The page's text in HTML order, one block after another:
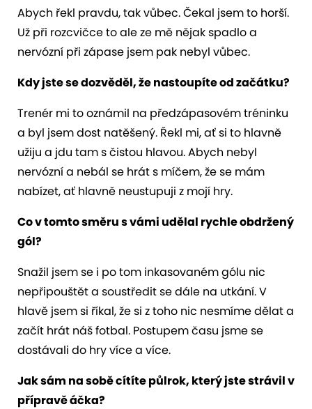
Abych řekl pravdu, tak vůbec. Čekal jsem to horší.
Už při rozcvičce to ale ze mě nějak spadlo a
nervózní při zápase jsem pak nebyl vůbec.
Kdy jste se dozvěděl, že nastoupíte od začátku?
Trenér mi to oznámil na předzápasovém tréninku
a byl jsem dost natěšený. Řekl mi, ať si to hlavně
užiju a jdu tam s čistou hlavou. Abych nebyl
nervózní a nebál se hrát s míčem, že se mám
nabízet, ať hlavně neustupuji z mojí hry.
Co v tomto směru s vámi udělal rychle obdržený
gól?
Snažil jsem se i po tom inkasovaném gólu nic
nepřipouštět a soustředit se dále na utkání. V
hlavě jsem si říkal, že si z toho nic nesmíme dělat a
začít hrát náš fotbal. Postupem času jsme se
dostávali do hry více a více.
Jak sám na sobě cítíte půlrok, který jste strávil v
přípravě áčka?